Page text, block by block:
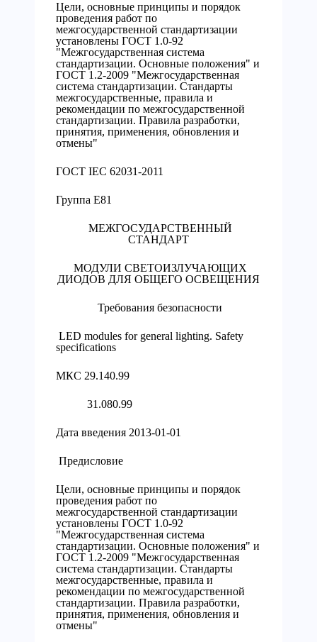
Цели, основные принципы и порядок
проведения работ по
межгосударственной стандартизации
установлены ГОСТ 1.0-92
"Межгосударственная система
стандартизации. Основные положения" и
ГОСТ 1.2-2009 "Межгосударственная
система стандартизации. Стандарты
межгосударственные, правила и
рекомендации по межгосударственной
стандартизации. Правила разработки,
принятия, применения, обновления и
отмены"
ГОСТ IEC 62031-2011
Группа Е81
МЕЖГОСУДАРСТВЕННЫЙ
СТАНДАРТ
МОДУЛИ СВЕТОИЗЛУЧАЮЩИХ
ДИОДОВ ДЛЯ ОБЩЕГО ОСВЕЩЕНИЯ
Требования безопасности
LED modules for general lighting. Safety
specifications
МКС 29.140.99
31.080.99
Дата введения 2013-01-01
Предисловие
Цели, основные принципы и порядок
проведения работ по
межгосударственной стандартизации
установлены ГОСТ 1.0-92
"Межгосударственная система
стандартизации. Основные положения" и
ГОСТ 1.2-2009 "Межгосударственная
система стандартизации. Стандарты
межгосударственные, правила и
рекомендации по межгосударственной
стандартизации. Правила разработки,
принятия, применения, обновления и
отмены"